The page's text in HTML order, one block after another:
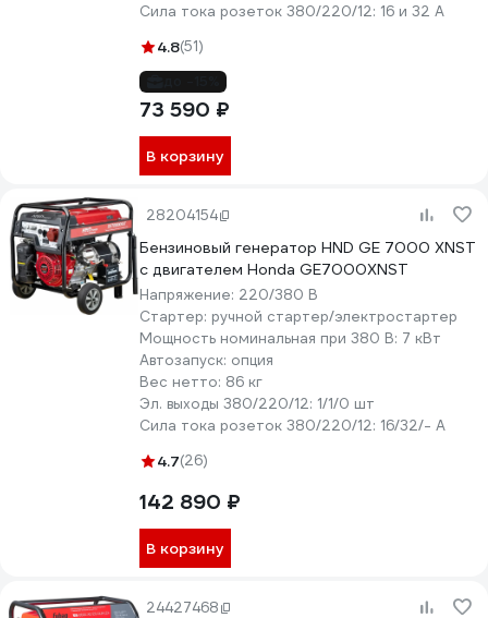
Сила тока розеток 380/220/12: 16 и 32 А
4.8(51)
73 590 ₽
В корзину
28204154
Бензиновый генератор HND GE 7000 XNST
с двигателем Honda GE7000XNST
Напряжение: 220/380 В
Стартер: ручной стартер/электростартер
Мощность номинальная при 380 В: 7 кВт
Автозапуск: опция
Вес нетто: 86 кг
Эл. выходы 380/220/12: 1/1/0 шт
Сила тока розеток 380/220/12: 16/32/- А
4.7(26)
142 890 ₽
В корзину
24427468